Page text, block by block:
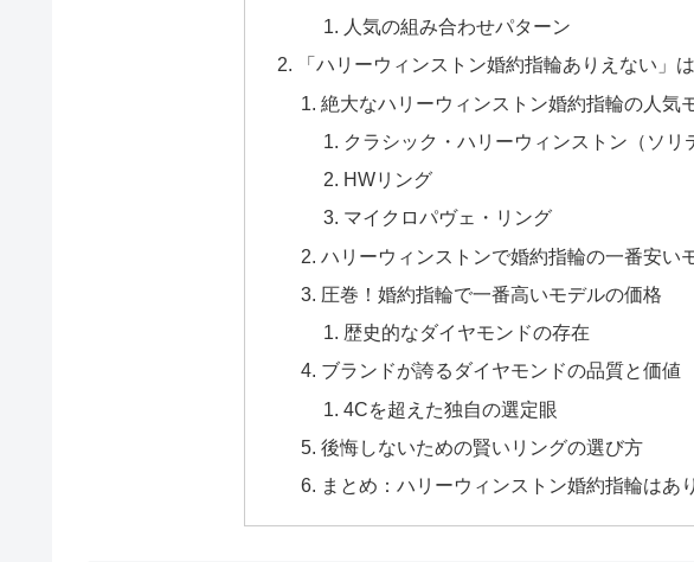
人気の組み合わせパターン
「ハリーウィンストン婚約指輪ありえない」
絶大なハリーウィンストン婚約指輪の人気
クラシック・ハリーウィンストン（ソリ
HWリング
マイクロパヴェ・リング
ハリーウィンストンで婚約指輪の一番安い
圧巻！婚約指輪で一番高いモデルの価格
歴史的なダイヤモンドの存在
ブランドが誇るダイヤモンドの品質と価値
4Cを超えた独自の選定眼
後悔しないための賢いリングの選び方
まとめ：ハリーウィンストン婚約指輪はあ